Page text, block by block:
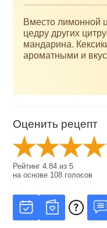
Вместо лимонной
цедру других
мандарина.
ароматными и
Оценить рецепт
Рейтинг4.84 из5
на основе 108 голосов